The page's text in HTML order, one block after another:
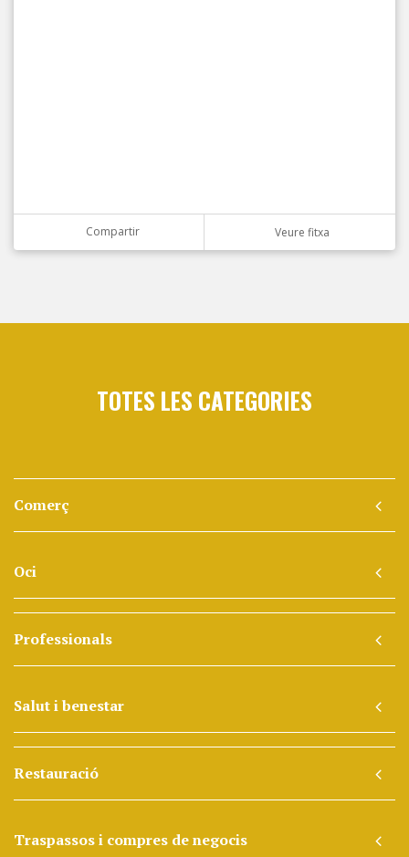
Compartir Veure fitxa
TOTES LES CATEGORIES
Comerç
Oci
Professionals
Salut i benestar
Restauració
Traspassos i compres de negocis